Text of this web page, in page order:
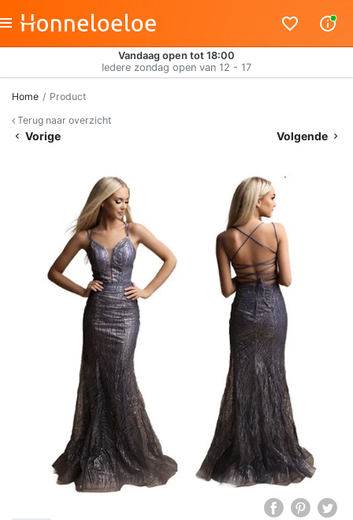
Vandaag open tot 18:00
Iedere zondag open van 12 - 17
Home
Product
Terug naar overzicht
Vorige Volgende